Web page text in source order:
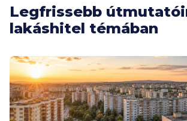
Legfrissebb
lakáshitel témában